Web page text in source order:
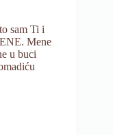
sam Ti i
Mene
u buci